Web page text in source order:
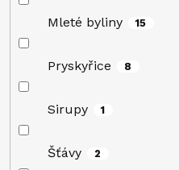
Mleté byliny 15
Pryskyřice 8
Sirupy 1
Šťávy 2